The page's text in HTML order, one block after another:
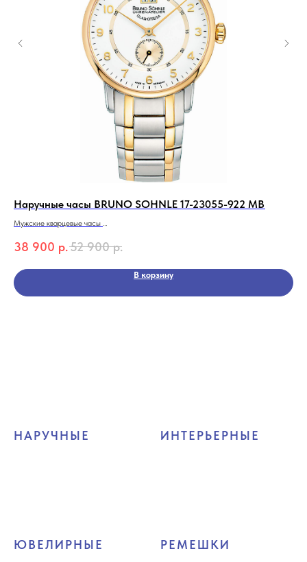
Наручные часы BRUNO SOHNLE 17-23055-922 MB
Мужские кварцевые часы
Коллекция Atrium
38 900 р.52 900 р.
В корзину
НАРУЧНЫЕ ИНТЕРЬЕРНЫЕ
ЮВЕЛИРНЫЕ РЕМЕШКИ